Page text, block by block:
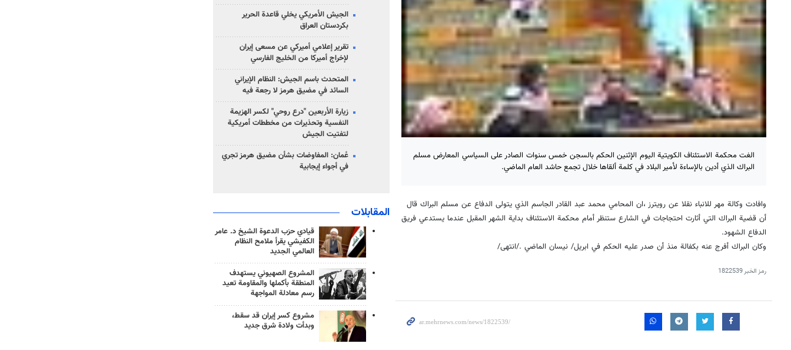
الغت محكمة الاستئناف الكويتية اليوم الإثنين الحكم بالسجن خمس سنوات الصادر على السياسي المعارض مسلم
البراك الذي أدين بالإساءة لأمير البلاد في كلمة ألقاها خلال تجمع حاشد العام الماضي.
وافادت وكالة مهر للانباء نقلا عن رويترز ،ان المحامي محمد عبد القادر الجاسم الذي يتولى الدفاع عن مسلم البراك قال
أن قضية البراك التي أثارت احتجاجات في الشارع ستنظر أمام محكمة الاستئناف بداية الشهر المقبل عندما يستدعي فريق
الدفاع الشهود.
وكان البراك أفرج عنه بكفالة منذ أن صدر عليه الحكم في ابريل/ نيسان الماضي ./انتهى/
رمز الخبر1822539
الجيش الأمريكي يخلي قاعدة الحرير
بكردستان العراق
تقرير إعلامي أميركي عن مسعى إيران
لإخراج أميركا من الخليج الفارسي
المتحدث باسم الجيش: النظام الإيراني
السائد في مضيق هرمز لا رجعة فيه
زيارة الأربعين "درع روحي" لكسر الهزيمة
النفسية وتحذيرات من مخططات أمريكية
لتفتيت الجيش
عُمان: المفاوضات بشأن مضيق هرمز تجري
في أجواء إيجابية
المقابلات
قيادي حزب الدعوة الشيخ د. عامر
الكفيشي يقرأ ملامح النظام
العالمي الجديد
المشروع الصهيوني يستهدف
المنطقة بأكملها والمقاومة تعيد
رسم معادلة المواجهة
مشروع كسر إيران قد سقط،
وبدأت ولادة شرق جديد